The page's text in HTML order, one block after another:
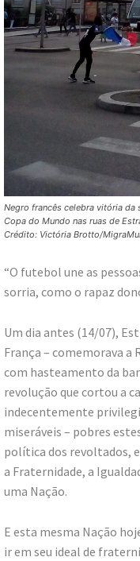
Negro francês celebra vitória da
Copa do Mundo nas ruas de
Crédito: Victória Brotto/
“O futebol une as
sorria, como o rapaz
Um dia antes (14/07),
França – comemorava a
com hasteamento da
revolução que cortou a
indecentemente
miseráveis – pobres
política dos revoltados,
a Fraternidade, a
uma Nação.
E esta mesma Nação
ir em seu ideal de